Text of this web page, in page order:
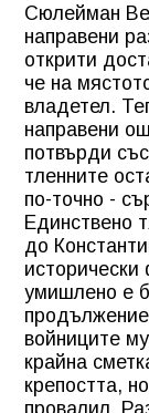
Сюлейман
направени
открити
че на
владетел.
направени
потвърди
тленните
по-точно -
Единствено
до
умишлено е
войниците
крайна
крепостта,
провалил.